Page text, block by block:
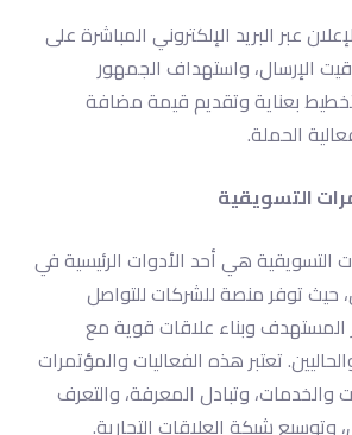
عبر البريد الإلكتروني المباشرة على
الإرسال، واستهداف الجمهور
بعناية وتقديم قيمة مضافة
الحملة.
التسويقية
التسويقية هي أحد الأدوات الرئيسية في
حيث توفر منصة للشركات للتواصل
المستهدف وبناء علاقات قوية مع
تعتبر هذه الفعاليات والمؤتمرات
وتبادل المعرفة، والتعرف
وتوسيع شبكة العلاقات التجارية.